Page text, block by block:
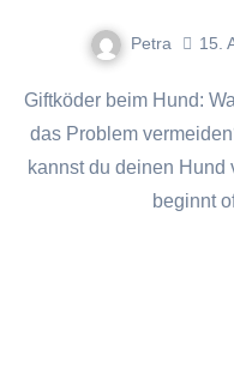
Petra 15.
Giftköder beim Hund: Was tun im Ernstfall? Wie kann man
das Problem
kannst du deinen Hund
beginnt